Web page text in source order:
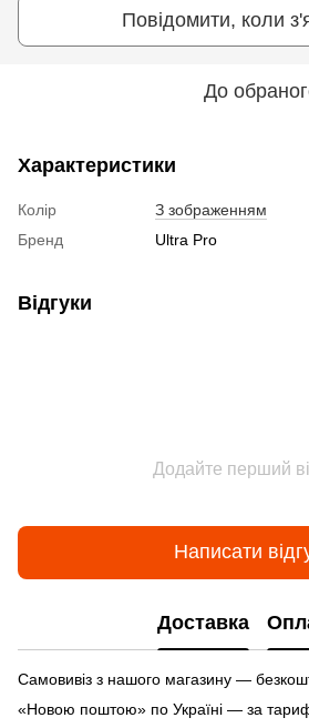
Повідомити, коли
До
Характеристики
Колір
З зображенням
Бренд
Ultra Pro
Відгуки
Додайте перший
Написати
Доставка
Самовивіз з нашого магазину —
«Новою поштою» по Україні — за